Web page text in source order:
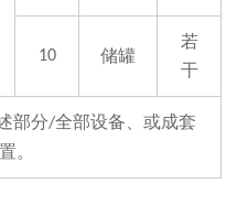
10 储罐
若
干
部分/全部设备、或成套
。